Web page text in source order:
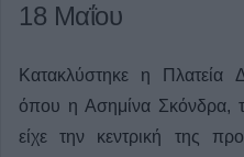
18 Μαΐου
Κατακλύστηκε η Πλατεία
όπου η Ασημίνα Σκόνδρα,
είχε την κεντρική της